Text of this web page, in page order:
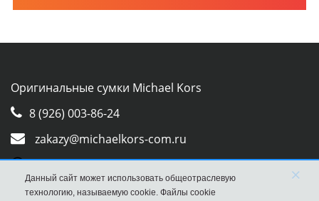
Оригинальные сумки Michael Kors
8 (926) 003-86-24
zakazy@michaelkors-com.ru
Whatsapp
Viber
Данный сайт может использовать общеотраслевую
технологию, называемую cookie. Файлы cookie
×